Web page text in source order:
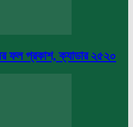
ফল প্রকাশ, ক্যাডার ২৫২০